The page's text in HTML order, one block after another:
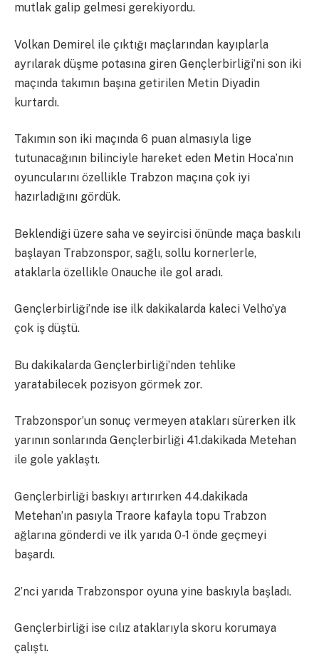
mutlak galip gelmesi gerekiyordu.
Volkan Demirel ile çıktığı maçlarından kayıplarla
ayrılarak düşme potasına giren Gençlerbirliği’ni son iki
maçında takımın başına getirilen Metin Diyadin
kurtardı.
Takımın son iki maçında 6 puan almasıyla lige
tutunacağının bilinciyle hareket eden Metin Hoca’nın
oyuncularını özellikle Trabzon maçına çok iyi
hazırladığını gördük.
Beklendiği üzere saha ve seyircisi önünde maça baskılı
başlayan Trabzonspor, sağlı, sollu kornerlerle,
ataklarla özellikle Onauche ile gol aradı.
Gençlerbirliği’nde ise ilk dakikalarda kaleci Velho’ya
çok iş düştü.
Bu dakikalarda Gençlerbirliği’nden tehlike
yaratabilecek pozisyon görmek zor.
Trabzonspor’un sonuç vermeyen atakları sürerken ilk
yarının sonlarında Gençlerbirliği 41.dakikada Metehan
ile gole yaklaştı.
Gençlerbirliği baskıyı artırırken 44.dakikada
Metehan’ın pasıyla Traore kafayla topu Trabzon
ağlarına gönderdi ve ilk yarıda 0-1 önde geçmeyi
başardı.
2’nci yarıda Trabzonspor oyuna yine baskıyla başladı.
Gençlerbirliği ise cılız ataklarıyla skoru korumaya
çalıştı.